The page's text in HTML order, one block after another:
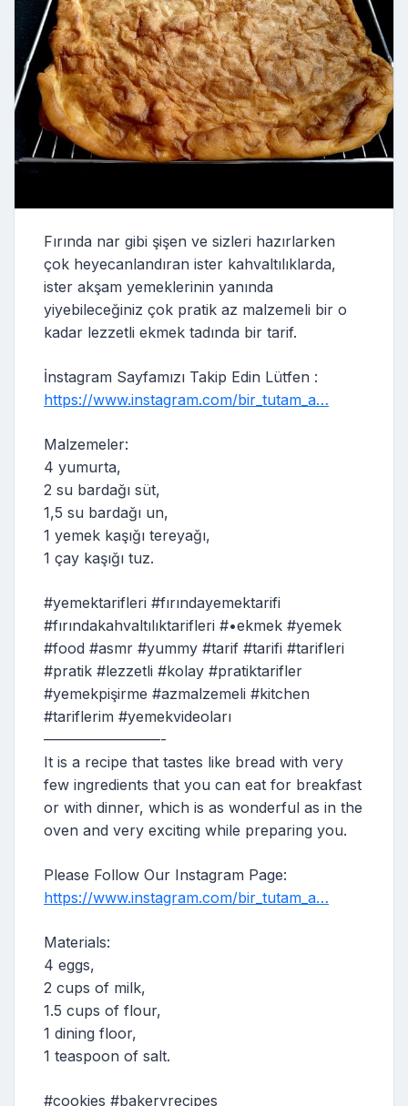
Fırında nar gibi şişen ve sizleri hazırlarken
çok heyecanlandıran ister kahvaltılıklarda,
ister akşam yemeklerinin yanında
yiyebileceğiniz çok pratik az malzemeli bir o
kadar lezzetli ekmek tadında bir tarif.
İnstagram Sayfamızı Takip Edin Lütfen :
https://www.instagram.com/bir_tutam_a…
Malzemeler:
4 yumurta,
2 su bardağı süt,
1,5 su bardağı un,
1 yemek kaşığı tereyağı,
1 çay kaşığı tuz.
#yemektarifleri #fırındayemektarifi
#fırındakahvaltılıktarifleri #•ekmek #yemek
#food #asmr #yummy #tarif #tarifi #tarifleri
#pratik #lezzetli #kolay #pratiktarifler
#yemekpişirme #azmalzemeli #kitchen
#tariflerim #yemekvideoları
————————-
It is a recipe that tastes like bread with very
few ingredients that you can eat for breakfast
or with dinner, which is as wonderful as in the
oven and very exciting while preparing you.
Please Follow Our Instagram Page:
https://www.instagram.com/bir_tutam_a…
Materials:
4 eggs,
2 cups of milk,
1.5 cups of flour,
1 dining floor,
1 teaspoon of salt.
#cookies #bakeryrecipes